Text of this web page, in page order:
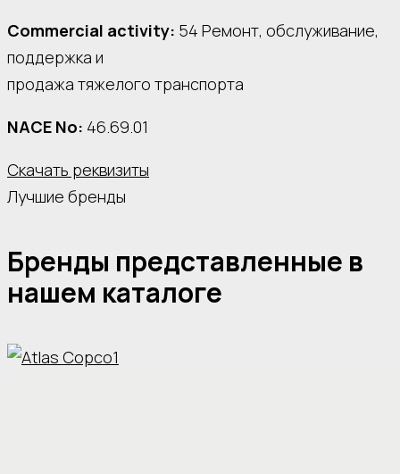
Commercial activity: 54 Ремонт, обслуживание,
поддержка и
продажа тяжелого транспорта
NACE No: 46.69.01
Скачать реквизиты
Лучшие бренды
Бренды представленные в
нашем каталоге